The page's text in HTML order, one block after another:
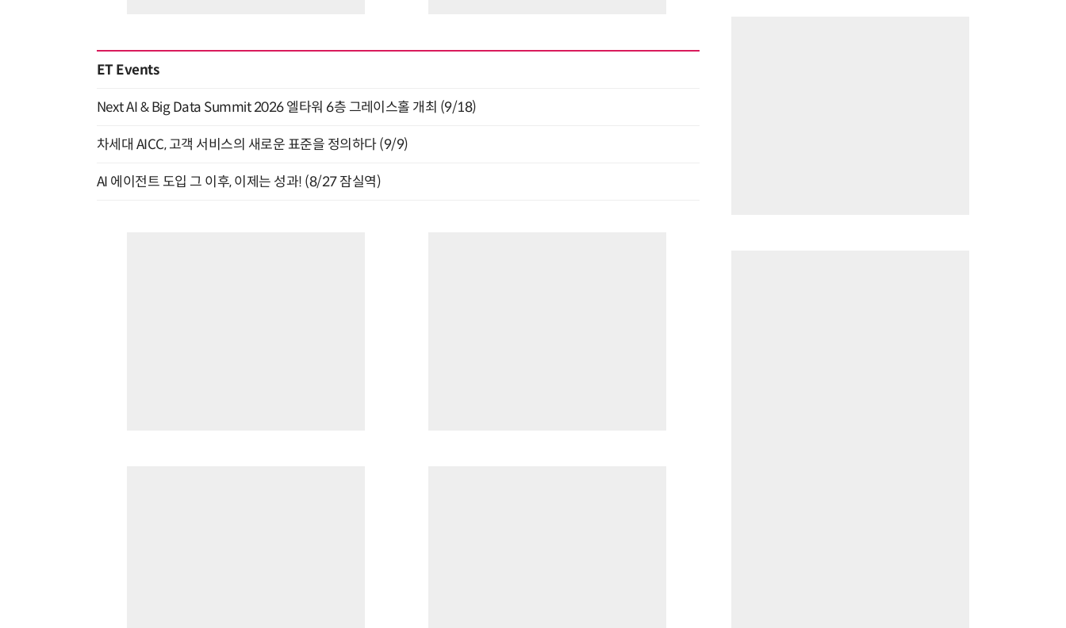
ET Events
Next AI & Big Data Summit 2026 엘타워 6층 그레이스홀 개최 (9/18)
차세대 AICC, 고객 서비스의 새로운 표준을 정의하다 (9/9)
AI 에이전트 도입 그 이후, 이제는 성과! (8/27 잠실역)